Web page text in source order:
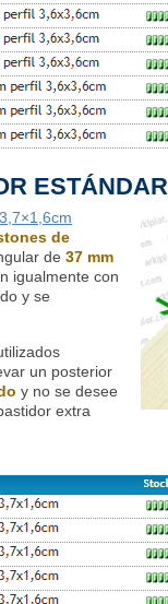
ESTÁNDAR
de
de 37 mm
igualmente con
y se
un posterior
y no se desee
extra